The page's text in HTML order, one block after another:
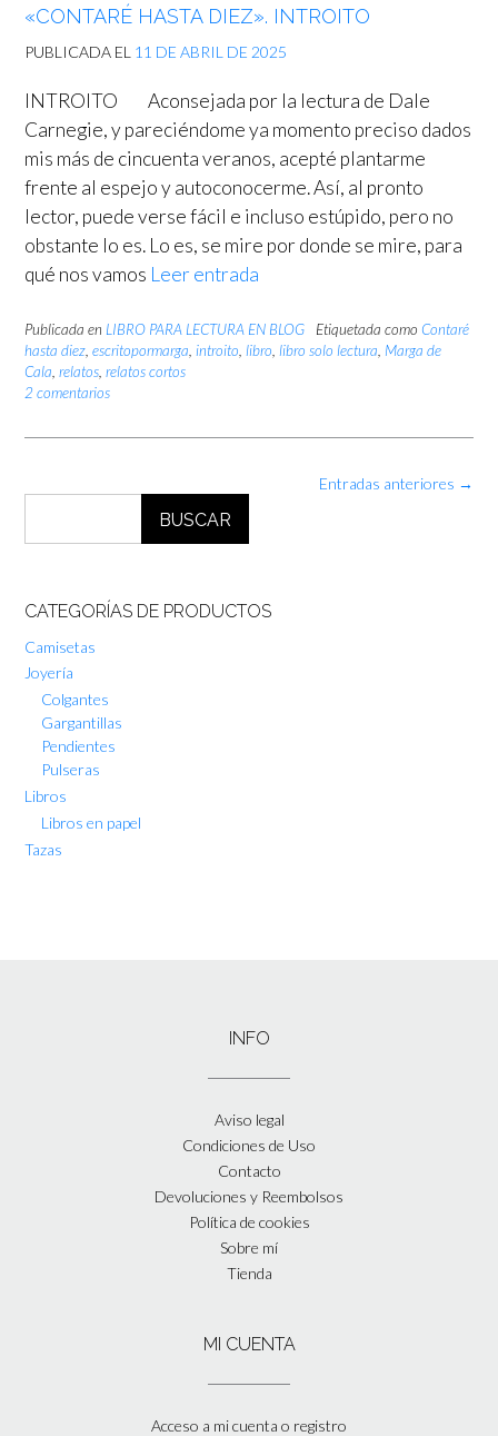
«CONTARÉ HASTA DIEZ». INTROITO
PUBLICADA EL 11 DE ABRIL DE 2025
INTROITO Aconsejada por la lectura de Dale
Carnegie, y pareciéndome ya momento preciso dados
mis más de cincuenta veranos, acepté plantarme
frente al espejo y autoconocerme. Así, al pronto
lector, puede verse fácil e incluso estúpido, pero no
obstante lo es. Lo es, se mire por donde se mire, para
qué nos vamos Leer entrada
Publicada en LIBRO PARA LECTURA EN BLOG Etiquetada como Contaré
hasta diez escritopormarga introito libro libro solo lectura Marga de
Cala relatos relatos cortos
2 comentarios
Entradas anteriores →
BUSCAR
CATEGORÍAS DE PRODUCTOS
Camisetas
Joyería
Colgantes
Gargantillas
Pendientes
Pulseras
Libros
Libros en papel
Tazas
INFO
Aviso legal
Condiciones de Uso
Contacto
Devoluciones y Reembolsos
Política de cookies
Sobre mí
Tienda
MI CUENTA
Acceso a mi cuenta o registro